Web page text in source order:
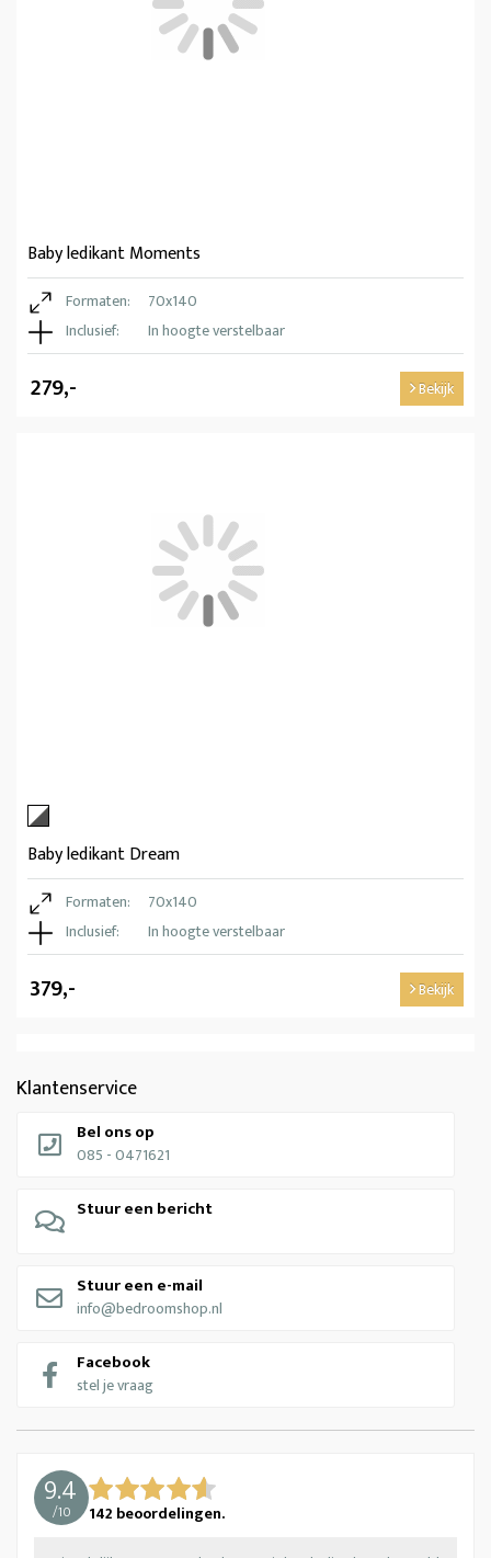
Klantenservice
Bel ons op
085 - 0471621
Stuur een bericht
Stuur een e-mail
info@bedroomshop.nl
Facebook
stel je vraag
9.4
/10 142 beoordelingen.
Baby ledikant Moments
Formaten:
70x140
Inclusief:
In hoogte verstelbaar
279,- Bekijk
Baby ledikant Dream
Formaten:
70x140
Inclusief:
In hoogte verstelbaar
379,- Bekijk